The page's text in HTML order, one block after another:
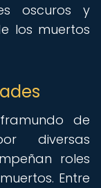
oscuros y
los muertos
de
diversas
roles
Entre